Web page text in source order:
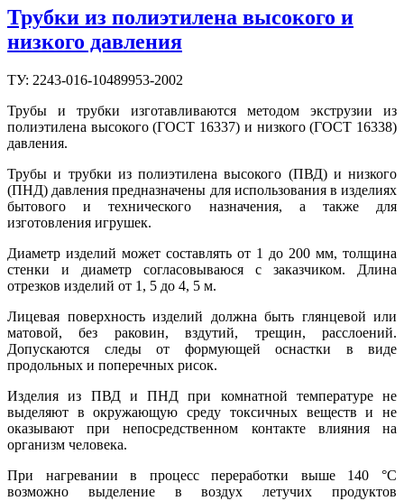
Трубки из полиэтилена высокого и
низкого давления
ТУ: 2243-016-10489953-2002
Трубы и трубки изготавливаются методом экструзии из
полиэтилена высокого (ГОСТ 16337) и низкого (ГОСТ 16338)
давления.
Трубы и трубки из полиэтилена высокого (ПВД) и низкого
(ПНД) давления предназначены для использования в изделиях
бытового и технического назначения, а также для
изготовления игрушек.
Диаметр изделий может составлять от 1 до 200 мм, толщина
стенки и диаметр согласовываюся с заказчиком. Длина
отрезков изделий от 1, 5 до 4, 5 м.
Лицевая поверхность изделий должна быть глянцевой или
матовой, без раковин, вздутий, трещин, расслоений.
Допускаются следы от формующей оснастки в виде
продольных и поперечных рисок.
Изделия из ПВД и ПНД при комнатной температуре не
выделяют в окружающую среду токсичных веществ и не
оказывают при непосредственном контакте влияния на
организм человека.
При нагревании в процесс переработки выше 140 °С
возможно выделение в воздух летучих продуктов